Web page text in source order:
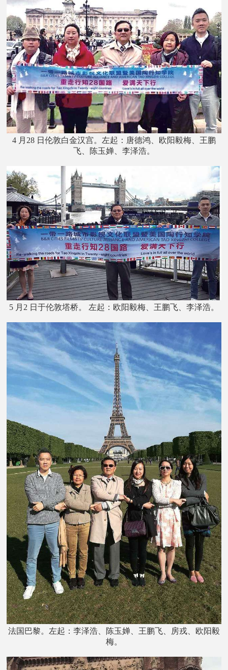
4 月28 日伦敦白金汉宫。左起：唐德鸿、欧阳毅梅、王鹏
飞、陈玉婵、李泽浩。
5 月2 日于伦敦塔桥。 左起：欧阳毅梅、王鹏飞、李泽浩。
法国巴黎。左起：李泽浩、陈玉婵、王鹏飞、房戎、欧阳毅
梅。